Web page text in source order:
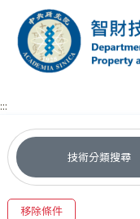
跳到主要內容區塊
中央研
:::
技術分類搜尋
移除條件